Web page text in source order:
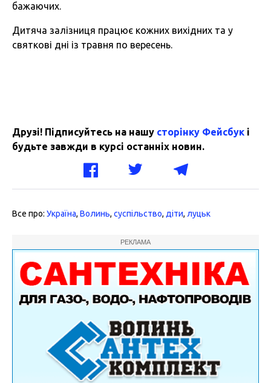
бажаючих.
Дитяча залізниця працює кожних вихідних та у
святкові дні із травня по вересень.
Друзі! Підписуйтесь на нашу сторінку Фейсбук і
будьте завжди в курсі останніх новин.
Все про: Україна, Волинь, суспільство, діти, луцьк
РЕКЛАМА